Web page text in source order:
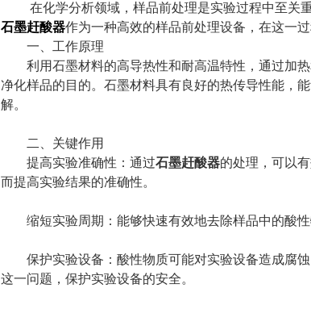
在化学分析领域，样品前处理是实验过程中至关重
石墨赶酸器作为一种高效的样品前处理设备，在这一过
一、工作原理
利用石墨材料的高导热性和耐高温特性，通过加热
净化样品的目的。石墨材料具有良好的热传导性能，
解。
二、关键作用
提高实验准确性：通过石墨赶酸器的处理，可以
而提高实验结果的准确性。
缩短实验周期：能够快速有效地去除样品中的酸性
保护实验设备：酸性物质可能对实验设备造成腐蚀
这一问题，保护实验设备的安全。